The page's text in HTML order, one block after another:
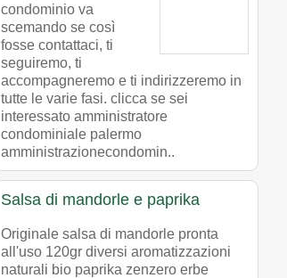
condominio va
scemando se così
fosse contattaci, ti
seguiremo, ti
accompagneremo e ti indirizzeremo in
tutte le varie fasi. clicca se sei
interessato amministratore
condominiale palermo
amministrazionecondomin..
Salsa di mandorle e paprika
Originale salsa di mandorle pronta
all'uso 120gr diversi aromatizzazioni
naturali bio paprika zenzero erbe